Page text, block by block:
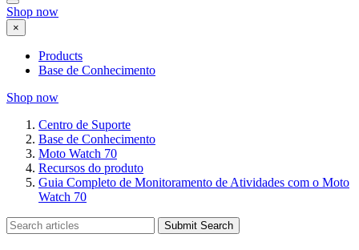
Shop now
×
Products
Base de Conhecimento
Shop now
Centro de Suporte
Base de Conhecimento
Moto Watch 70
Recursos do produto
Guia Completo de Monitoramento de Atividades com o Moto
Watch 70
Submit Search